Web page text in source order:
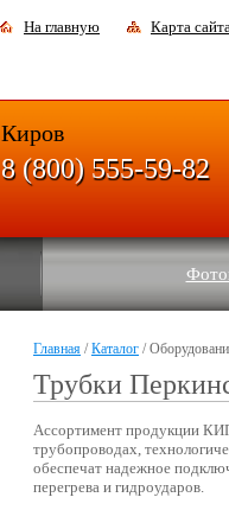
На главную Карта
Киров
8 (800) 555-59-82
Главная /Каталог /
Трубки
Ассортимент продукции
трубопроводах,
обеспечат надежное
перегрева и гидроударов.